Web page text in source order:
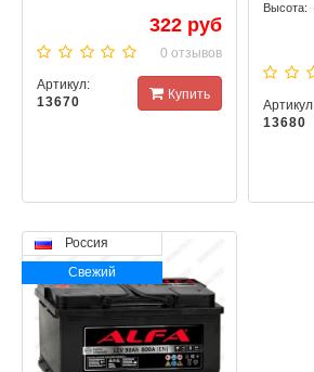
322 руб
0 отзывов
Артикул:
13670
Купить
Высота:
13680
Россия
Свежий